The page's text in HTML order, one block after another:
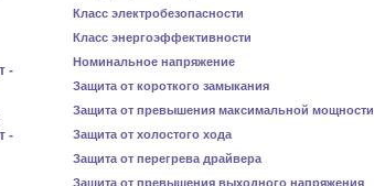
Класс электробезопасности
Класс энергоэффективности
Номинальное напряжение
Защита от короткого замыкания
Защита от превышения максимальной мощности
Защита от холостого хода
Защита от перегрева драйвера
Защита от превышения выходного напряжения